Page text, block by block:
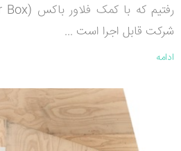
شرکت قابل اجرا است ...
ادامه